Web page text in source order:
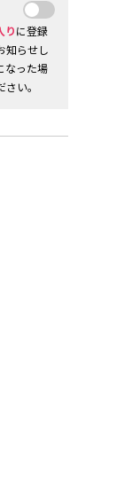
りに登録
知らせし
なった場
い。